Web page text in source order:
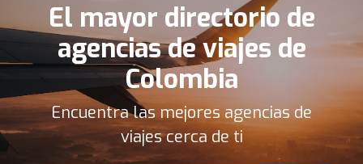
El mayor directorio de
agencias de viajes de
Colombia
Encuentra las mejores agencias de
viajes cerca de ti